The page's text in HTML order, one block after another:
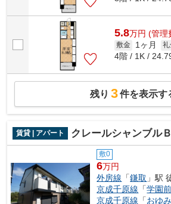
5.8万円 (管理
敷金 1ヶ月
4階 / 1K /
残り 3件を表示す
賃貸 | アパート クレールシャンブルＢ
敷0
6万円
外房線 「鎌取 」駅
京成千原線 「学園前
京成千原線 「おゆ